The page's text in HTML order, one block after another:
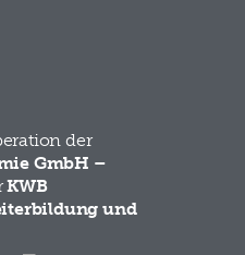
der
GmbH –
KWB
und